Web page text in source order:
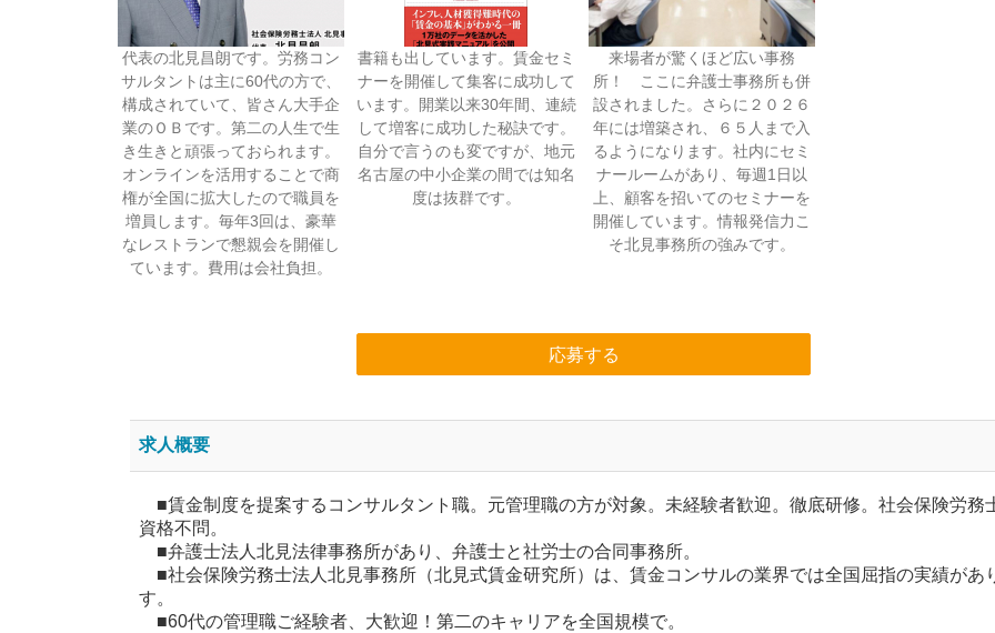
代表の北見昌朗です。労務コン
サルタントは主に60代の方で、
構成されていて、皆さん大手企
業のＯＢです。第二の人生で生
き生きと頑張っておられます。
オンラインを活用することで商
権が全国に拡大したので職員を
増員します。毎年3回は、豪華
なレストランで懇親会を開催し
ています。費用は会社負担。
書籍も出しています。賃金セミ
ナーを開催して集客に成功して
います。開業以来30年間、連続
して増客に成功した秘訣です。
自分で言うのも変ですが、地元
名古屋の中小企業の間では知名
度は抜群です。
来場者が驚くほど広い事務
所！ ここに弁護士事務所も併
設されました。さらに２０２６
年には増築され、６５人まで入
るようになります。社内にセミ
ナールームがあり、毎週1日以
上、顧客を招いてのセミナーを
開催しています。情報発信力こ
そ北見事務所の強みです。
応募する
求人概要
■賃金制度を提案するコンサルタント職。元管理職の方が対象。未経験者歓迎。徹底研修。社会保険労務
資格不問。
■弁護士法人北見法律事務所があり、弁護士と社労士の合同事務所。
■社会保険労務士法人北見事務所（北見式賃金研究所）は、賃金コンサルの業界では全国屈指の実績があ
す。
■60代の管理職ご経験者、大歓迎！第二のキャリアを全国規模で。